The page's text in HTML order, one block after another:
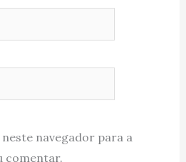
neste navegador para a
comentar.